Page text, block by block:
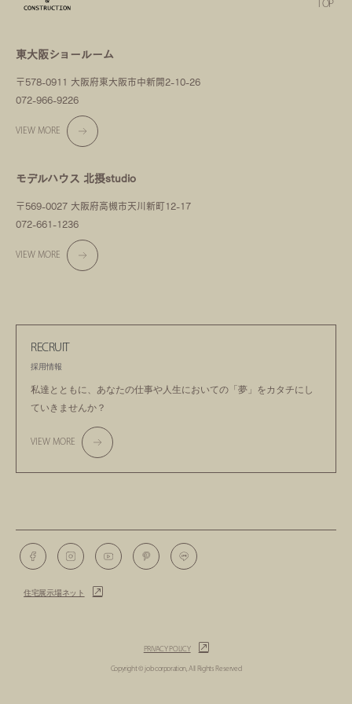
東大阪ショールーム
〒578-0911 大阪府東大阪市中新開2-10-26
072-966-9226
VIEW MORE
モデルハウス 北摂studio
〒569-0027 大阪府高槻市天川新町12-17
072-661-1236
VIEW MORE
RECRUIT
採用情報
私達とともに、あなたの仕事や人生においての 「夢」をカタチにし
ていきませんか？
VIEW MORE
TOP
Copyright © job corporation, All Rights Reserved
住宅展示場ネット
PRIVACY POLICY